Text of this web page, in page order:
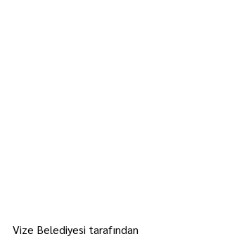
Vize Belediyesi tarafından